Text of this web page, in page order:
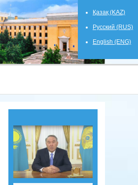
Қазақ (KAZ)
Русский (RUS)
English (ENG)